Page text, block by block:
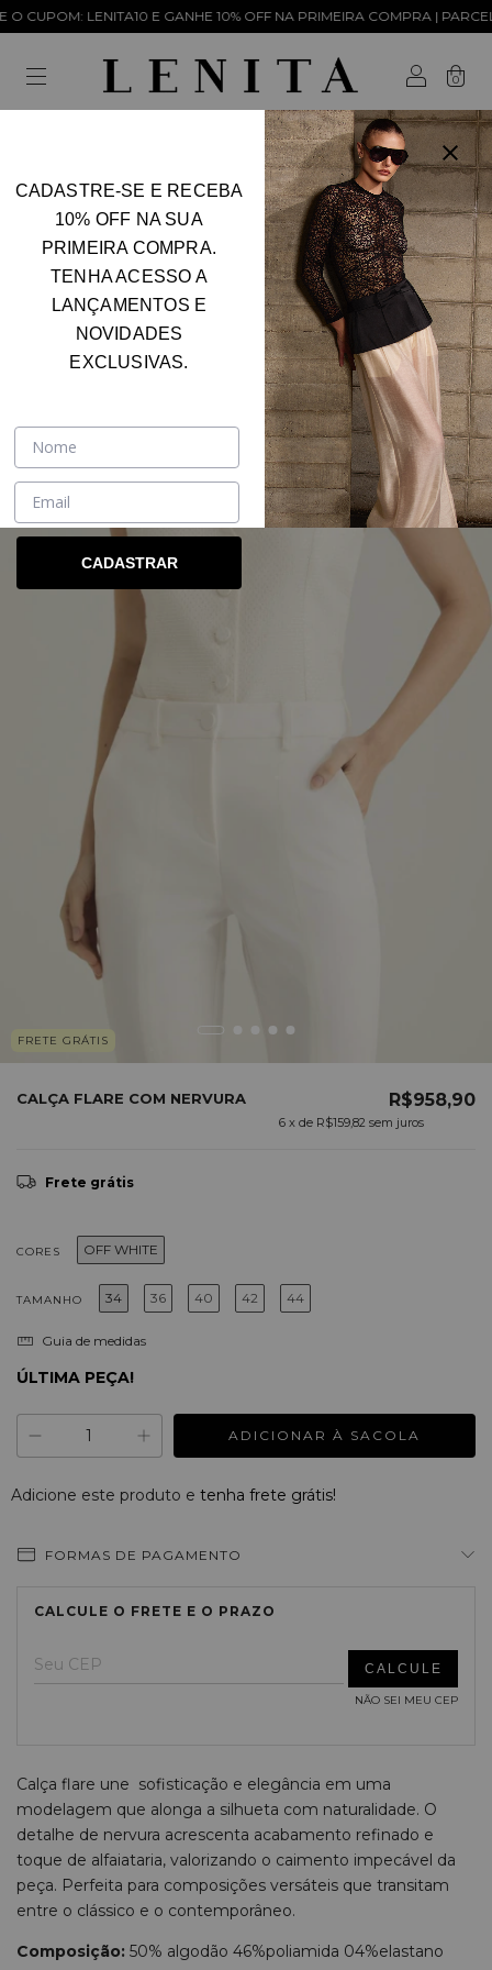
LENITA10 E GANHE 10% OFF NA PRIMEIRA COMPRA |
0
FRETE GRÁTIS
CALÇA FLARE COM NERVURA R$958,90
6 x de R$159,82 sem juros
Frete grátis
CORES OFF WHITE
TAMANHO 34 36 40 42 44
Guia de medidas
ÚLTIMA PEÇA!
Adicione este produto e tenha frete grátis!
FORMAS DE PAGAMENTO
ALTERAR CEP
NÃO SEI MEU CEP
Calça flare une sofisticação e elegância em uma
modelagem que alonga a silhueta com naturalidade. O
detalhe de nervura acrescenta acabamento refinado e
toque de alfaiataria, valorizando o caimento impecável da
peça. Perfeita para composições versáteis que transitam
entre o clássico e o contemporâneo.
Composição: 50% algodão 46%poliamida 04%elastano
CADASTRE-SE E RECEBA
10% OFF NA SUA
PRIMEIRA COMPRA.
TENHA ACESSO A
LANÇAMENTOS E
NOVIDADES
EXCLUSIVAS.
CADASTRAR